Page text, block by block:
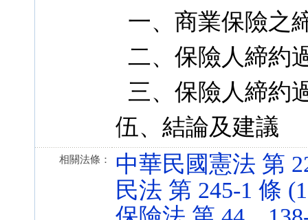
一、商業保險之
二、保險人締約
三、保險人締約
伍、結論及建議
相關法條：
中華民國憲法 第
民法 第 245-1 條